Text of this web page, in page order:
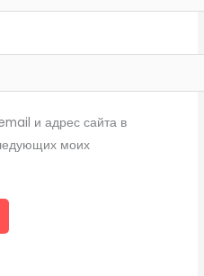
и адрес сайта в
моих